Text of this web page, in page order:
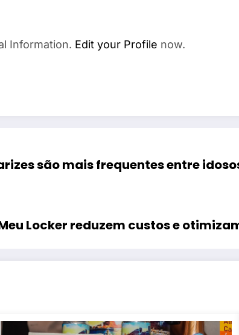
Information. Edit your Profile now.
são mais frequentes entre
Locker reduzem custos e